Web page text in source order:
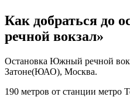
Как добраться до
речной вокзал»
Остановка Южный речной
Затоне(ЮАО), Москва.
190 метров от станции метро